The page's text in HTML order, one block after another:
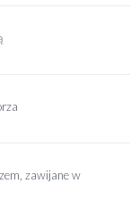
zawijane w